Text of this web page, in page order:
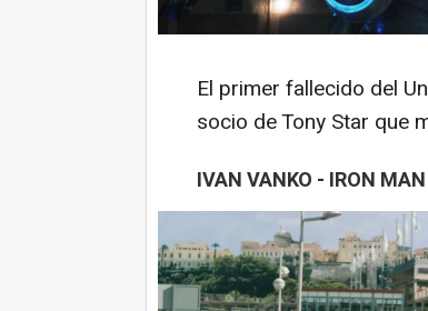
El primer fallecido del
socio de Tony Star que
IVAN VANKO - IRON